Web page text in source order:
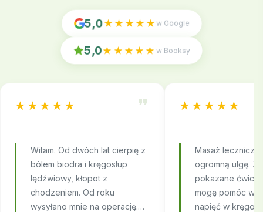
5,0★★★★★w Google
5,0★★★★★ w Booksy
★★★★★
Witam. Od dwóch lat cierpię z
bólem biodra i kręgosłup
lędźwiowy, kłopot z
chodzeniem. Od roku
wysyłano mnie na operację.
★★★★★
Masaż leczniczy
ogromną ulgę.
pokazane
mogę pomóc w
napięć w
Refizjo – Asystent